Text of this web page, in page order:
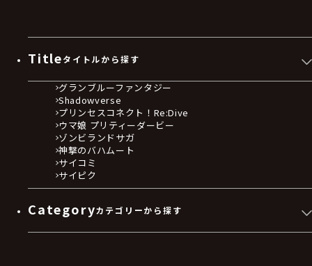
Titleタイトルから探す
グランブルーファンタジー
Shadowverse
プリンセスコネクト！Re:Dive
ウマ娘 プリティーダービー
ゾンビランドサガ
神撃のバハムート
サイコミ
サイピク
Categoryカテゴリーから探す